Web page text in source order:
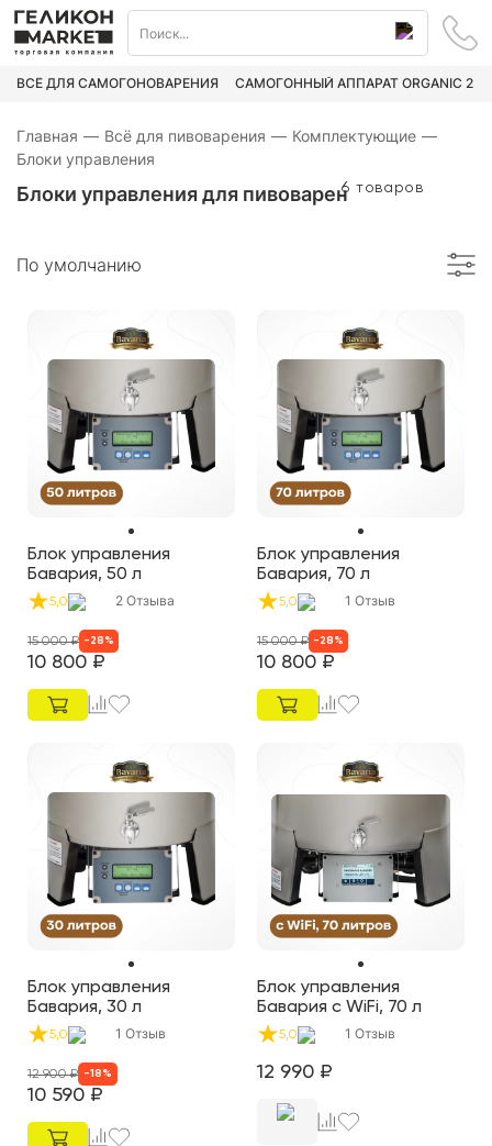
ВСЁ ДЛЯ САМОГОНОВАРЕНИЯ САМОГОННЫЙ АППАРАТ ORGANIC 2
Главная — Всё для пивоварения — Комплектующие —
Блоки управления
Блоки управления для пивоварен6 товаров
По умолчанию
Блок управления
Бавария, 50 л
5,0 2 Отзыва
10 800 ₽
15 000₽ - 28 %
Блок управления
Бавария, 70 л
5,0 1 Отзыв
10 800 ₽
15 000₽ - 28 %
Блок управления
Бавария, 30 л
5,0 1 Отзыв
10 590 ₽
12 900₽ -18 %
Блок управления
Бавария с WiFi, 70 л
5,0 1 Отзыв
12 990 ₽